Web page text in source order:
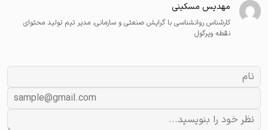
مهدیس مسکینی
کارشناس روانشناسی با گرایش صنعتی و سازمانی، مدیر تیم تولید محتوای
نقطه ویرگول